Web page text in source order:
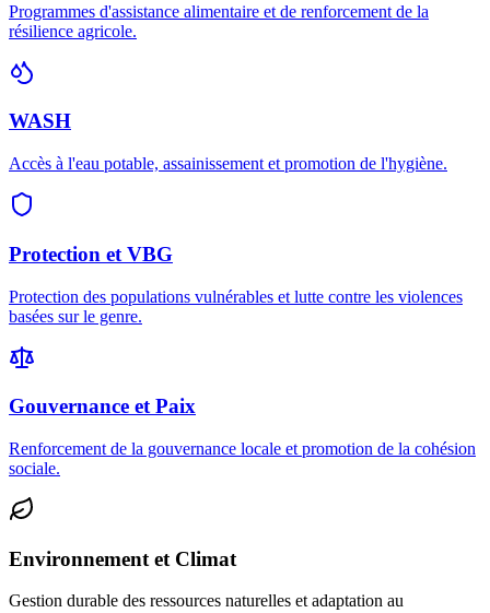
Programmes d'assistance alimentaire et de renforcement de la
résilience agricole.
WASH
Accès à l'eau potable, assainissement et promotion de l'hygiène.
Protection et VBG
Protection des populations vulnérables et lutte contre les violences
basées sur le genre.
Gouvernance et Paix
Renforcement de la gouvernance locale et promotion de la cohésion
sociale.
Environnement et Climat
Gestion durable des ressources naturelles et adaptation au